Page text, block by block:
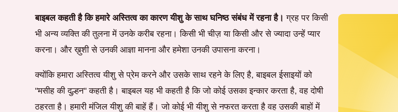
बाइबल कहती है कि हमारे अस्तित्व का कारण यीशु के साथ घनिष्ठ संबंध में रहना है। ग्रह पर किसी
भी अन्य व्यक्ति की तुलना में उनके करीब रहना। किसी भी चीज़ या किसी और से ज्यादा उन्हें प्यार
करना। और ख़ुशी से उनकी आज्ञा मानना और हमेशा उनकी उपासना करना।
क्योंकि हमारा अस्तित्व यीशु से प्रेम करने और उसके साथ रहने के लिए है, बाइबल ईसाइयों को
"मसीह की दुल्हन" कहती है। बाइबल यह भी कहती है कि जो कोई उसका इन्कार करता है, वह दोषी
ठहरता है। हमारी मंजिल यीशु की बाहें हैं। जो कोई भी यीशु से नफरत करता है वह उसकी बाहों में